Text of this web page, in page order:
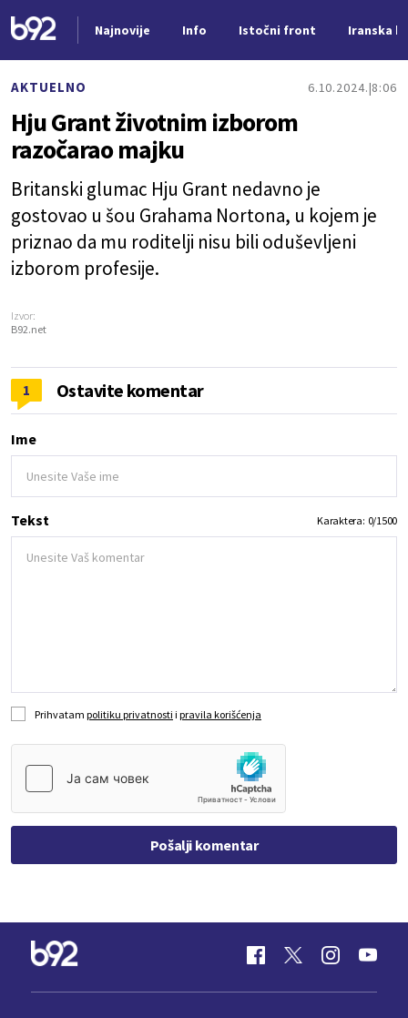
Najnovije Info Istočni front Iranska
AKTUELNO 6.10.2024. 8:06
Hju Grant životnim izborom
razočarao majku
Britanski glumac Hju Grant nedavno je
gostovao u šou Grahama Nortona, u kojem je
priznao da mu roditelji nisu bili oduševljeni
izborom profesije.
Izvor:
B92.net
1 Ostavite komentar
Ime
Tekst Karaktera: 0/1500
Prihvatam politiku privatnosti i pravila korišćenja
Pošalji komentar